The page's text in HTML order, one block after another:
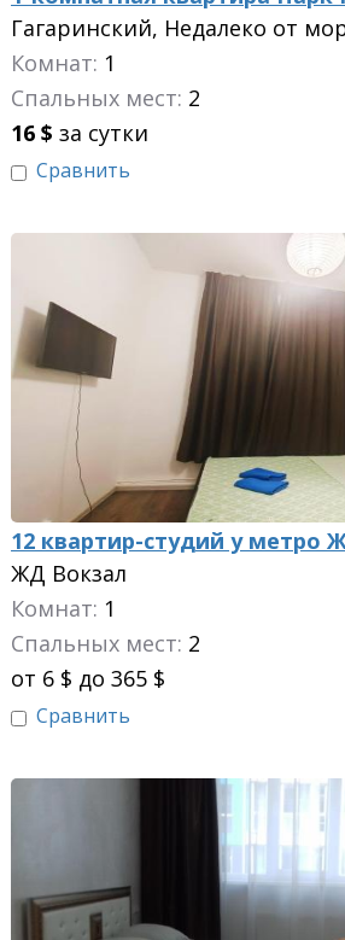
Гагаринский, Недалеко от
Комнат: 1
Спальных мест: 2
16 $ за сутки
Сравнить
12 квартир-студий у метро
ЖД Вокзал
Комнат: 1
Спальных мест: 2
от 6 $ до 365 $
Сравнить